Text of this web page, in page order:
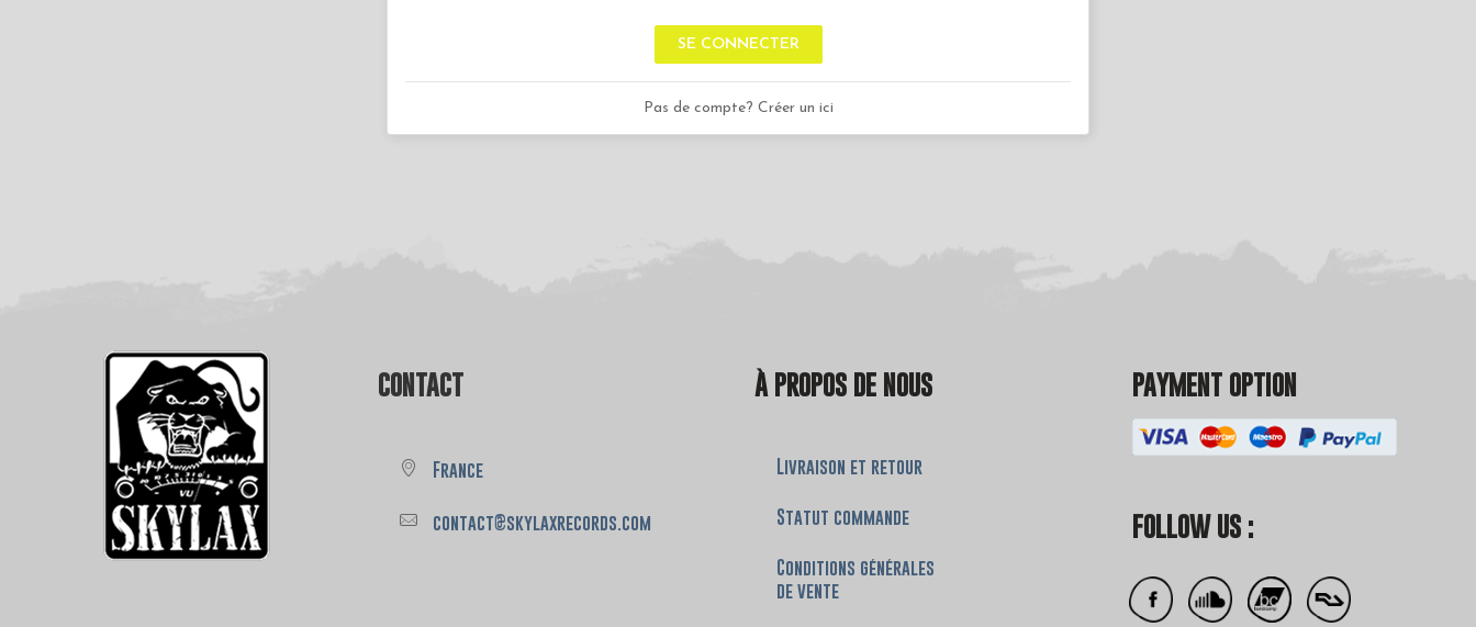
SE CONNECTER
Pas de compte? Créer un ici
CONTACT
France
contact@skylaxrecords.com
À PROPOS DE NOUS
Livraison et retour
Statut commande
Conditions générales
de vente
PAYMENT OPTION
FOLLOW US :